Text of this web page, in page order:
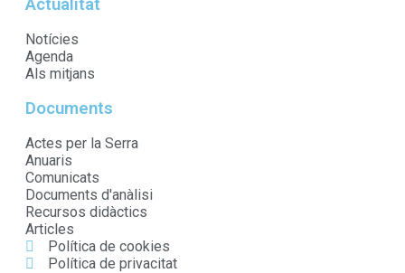
Actualitat
Notícies
Agenda
Als mitjans
Documents
Actes per la Serra
Anuaris
Comunicats
Documents d'anàlisi
Recursos didàctics
Articles
Política de cookies
Política de privacitat